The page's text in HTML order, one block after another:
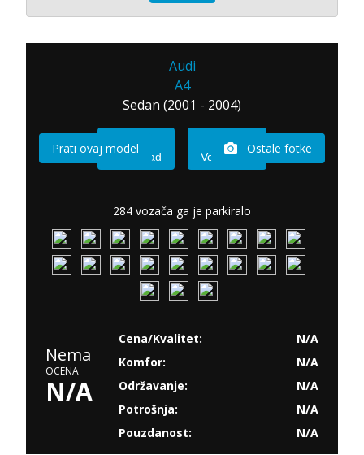
Audi
A4
Sedan (2001 - 2004)
Imam sad Vozio sam
Prati ovaj model Ostale fotke
284 vozača ga je parkiralo
Nema
OCENA
N/A
Cena/Kvalitet:
N/A
Komfor:
N/A
Održavanje:
N/A
Potrošnja:
N/A
Pouzdanost:
N/A